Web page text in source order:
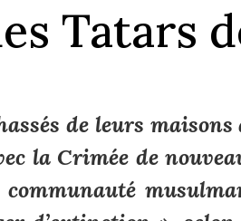
Tatars
de leurs maisons
la Crimée de